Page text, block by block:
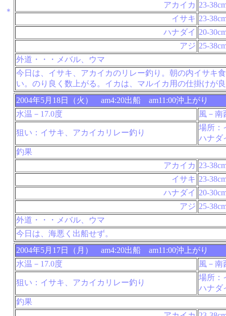
＊
アカイカ 23-
イサキ 23-
ハナダイ 20-
アジ 25-
外道・・・メバル、ウマ
今日は、イサキ、アカイカのリレー釣り。朝の内イサキ
い。のり良く数上がる。イカは、マルイカ用の仕掛けが
2004年5月18日（火） am4:20出船 am11:00沖上がり
水温－17.0度
風－南
狙い：イサキ、アカイカリレー釣り
場所：
ハナダ
釣果
アカイカ 23-
イサキ 23-
ハナダイ 20-
アジ 25-
外道・・・メバル、ウマ
今日は、海悪く出船せず。
2004年5月17日（月） am4:20出船 am11:00沖上がり
水温－17.0度
風－南
狙い：イサキ、アカイカリレー釣り
場所：
ハナダ
釣果